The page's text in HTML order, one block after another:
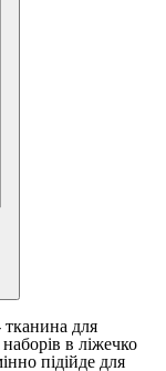
для
в ліжечко
підійде для